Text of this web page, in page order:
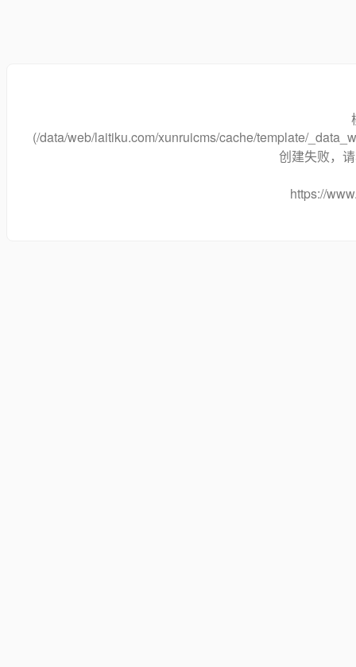
(/data/web/laitiku.com/xunruicms/cache/template/
创建失败，
https://